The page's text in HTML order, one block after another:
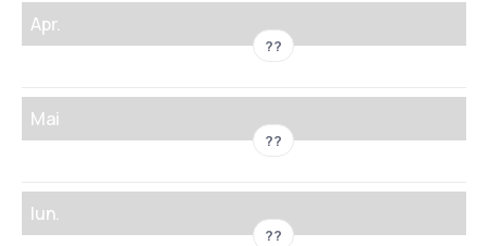
Apr.
??
Mai
??
Iun.
??